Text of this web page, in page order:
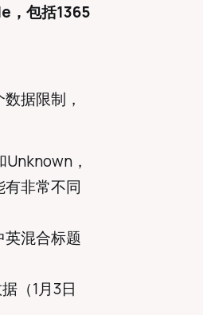
，包括1365
据限制，
，
非常不同
混合标题
（1月3日